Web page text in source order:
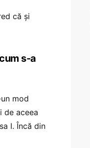
că și
s-a
mod
de aceea
I. Încă din